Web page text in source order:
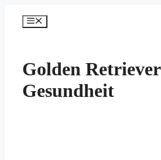
Inhalt
springen
Menü
Golden Retriever
Gesundheit